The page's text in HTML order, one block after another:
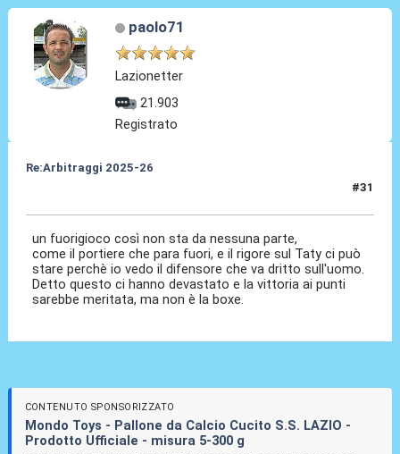
paolo71
Lazionetter
21.903
Registrato
Re:Arbitraggi 2025-26
#31
un fuorigioco così non sta da nessuna parte,
come il portiere che para fuori, e il rigore sul Taty ci può
stare perchè io vedo il difensore che va dritto sull'uomo.
Detto questo ci hanno devastato e la vittoria ai punti
sarebbe meritata, ma non è la boxe.
CONTENUTO SPONSORIZZATO
Mondo Toys - Pallone da Calcio Cucito S.S. LAZIO -
Prodotto Ufficiale - misura 5-300 g